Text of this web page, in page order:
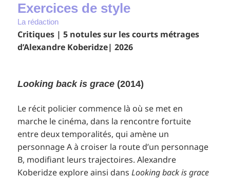
Exercices de style
La rédaction
Critiques | 5 notules sur les courts métrages
d’Alexandre Koberidze| 2026
Looking back is grace (2014)
Le récit policier commence là où se met en
marche le cinéma, dans la rencontre fortuite
entre deux temporalités, qui amène un
personnage A à croiser la route d’un personnage
B, modifiant leurs trajectoires. Alexandre
Koberidze explore ainsi dansLooking back is grace